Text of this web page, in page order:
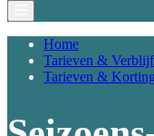
Home
Tarieven &
Tarieven &